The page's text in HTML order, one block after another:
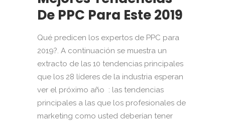
De PPC Para Este 2019
Qué predicen los expertos de PPC para
2019?. A continuación se muestra un
extracto de las 10 tendencias principales
que los 28 líderes de la industria esperan
ver el próximo año : las tendencias
principales a las que los profesionales de
marketing como usted deberían tener